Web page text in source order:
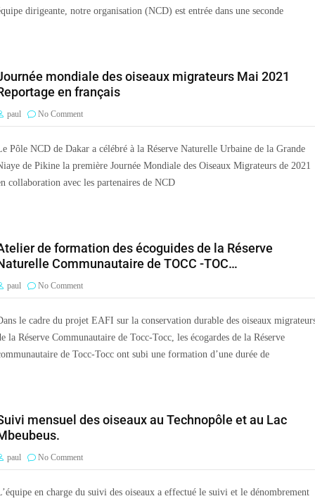
dirigeante, notre organisation (NCD) est entrée dans une seconde
mondiale des oiseaux migrateurs Mai 2021
en français
paul No Comment
Pôle NCD de Dakar a célébré à la Réserve Naturelle Urbaine de la Grande
de Pikine la première Journée Mondiale des Oiseaux Migrateurs de 2021
collaboration avec les partenaires de NCD
de formation des écoguides de la Réserve
Communautaire de TOCC -TOC…
paul No Comment
le cadre du projet EAFI sur la conservation durable des oiseaux
la Réserve Communautaire de Tocc-Tocc, les écogardes de la Réserve
de Tocc-Tocc ont subi une formation d’une durée de
mensuel des oiseaux au Technopôle et au Lac
paul No Comment
en charge du suivi des oiseaux a effectué le suivi et le dénombrement